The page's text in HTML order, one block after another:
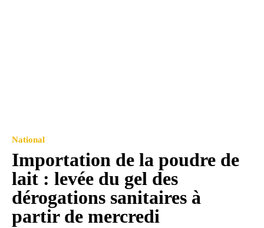
National
Importation de la poudre de
lait : levée du gel des
dérogations sanitaires à
partir de mercredi